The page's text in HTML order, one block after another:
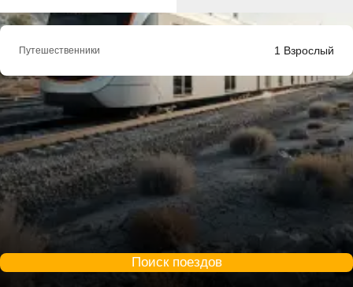
Путешественники 1 Взрослый
Поиск поездов